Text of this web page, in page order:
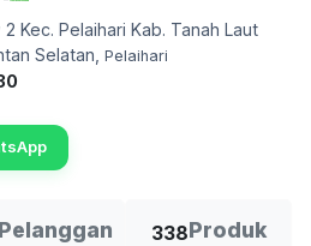
Kec. Pelaihari Kab. Tanah Laut
Selatan Pelaihari
338Produk